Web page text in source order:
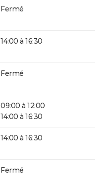
Fermé
14:00 à 16:30
Fermé
09:00 à 12:00
14:00 à 16:30
14:00 à 16:30
Fermé